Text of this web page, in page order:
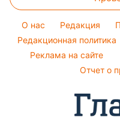
Новости Тернополя
Новости Житомира
Новости Одессы
Новости Харькова
Кейт Миддлтон
Алла Пугачева
Максим Галкин
Виталий Козловский
Легкие десерты
Напитки
Праздничное меню
Оптические иллюзии
Народные приметы
Все о шоу-бизнесе
O нас Редакция
Редакционная политика
Реклама на сайте
Отчет о